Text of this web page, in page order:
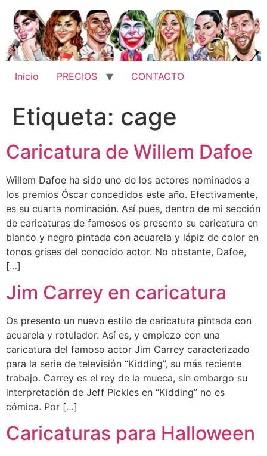
contenido
Inicio PRECIOS CONTACTO
Etiqueta: cage
Caricatura de Willem Dafoe
Willem Dafoe ha sido uno de los actores nominados a
los premios Óscar concedidos este año. Efectivamente,
es su cuarta nominación. Así pues, dentro de mi sección
de caricaturas de famosos os presento su caricatura en
blanco y negro pintada con acuarela y lápiz de color en
tonos grises del conocido actor. No obstante, Dafoe,
[…]
Jim Carrey en caricatura
Os presento un nuevo estilo de caricatura pintada con
acuarela y rotulador. Así es, y empiezo con una
caricatura del famoso actor Jim Carrey caracterizado
para la serie de televisión “Kidding”, su más reciente
trabajo. Carrey es el rey de la mueca, sin embargo su
interpretación de Jeff Pickles en “Kidding” no es
cómica. Por […]
Caricaturas para Halloween